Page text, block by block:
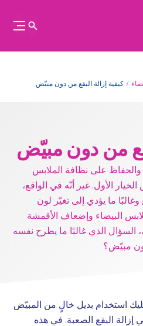
كيفية إزالة البقع من دون مبيّض
من دون مبيّض
والحفاظ على نظافة الملابس
الأول. غير أنّه في الواقع،
ما يؤدي إلى تغيّر لون
البيضاء وإضعاف الأقمشة
السؤال الذي غالبًا ما يطرح نفسه
مبيّض؟
استخدام بديل خالٍ من المبيّض
البقع الصعبة. في هذه